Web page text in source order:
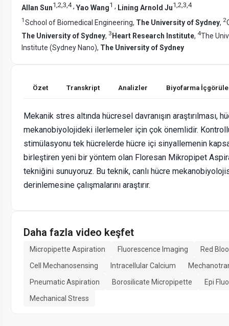
Allan Sun1 2 3 4, Yao Wang1 , Lining Arnold Ju1 2 3 4
1 School of Biomedical Engineering, The University of Sydney, 2
The University of Sydney, 3 Heart Research Institute, 4The
Institute (Sydney Nano), The University of Sydney
Özet Transkript Analizler Biyofarma
Mekanik stres altında hücresel davranışın araştırılması,
mekanobiyolojideki ilerlemeler için çok önemlidir.
stimülasyonu tek hücrelerde hücre içi sinyallemenin
birleştiren yeni bir yöntem olan Floresan Mikropipet
tekniğini sunuyoruz. Bu teknik, canlı hücre
derinlemesine çalışmalarını araştırır.
Daha fazla video keşfet
Micropipette Aspiration Fluorescence Imaging
Red
Cell Mechanosensing
Intracellular Calcium
Pneumatic Aspiration
Borosilicate Micropipette
Epi
Mechanical Stress